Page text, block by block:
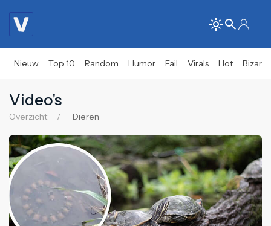
Nieuw Top 10 Random Humor Fail Virals Hot Bizar
Video's
Overzicht Dieren